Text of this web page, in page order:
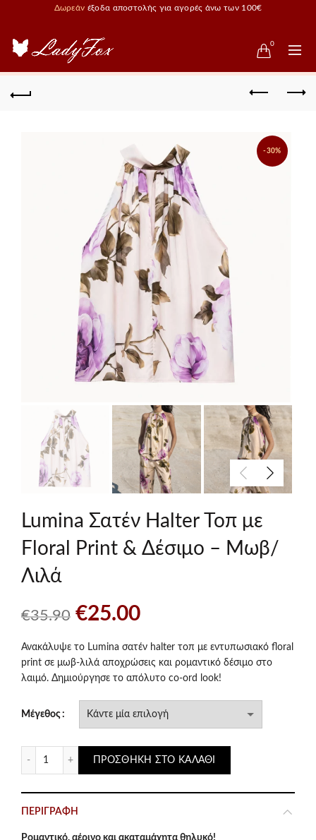
Δωρεάν έξοδα αποστολής για αγορές άνω των 100€
0
-30%
Lumina Σατέν Halter Τοπ με
Floral Print & Δέσιμο – Μωβ/
Λιλά
€35.90 Original
price
was:
€35.90.
€25.00Η
τρέχουσα
τιμή
είναι:
Ανακάλυψε το Lumina σατέν halter τοπ με εντυπωσιακό floral
print σε μωβ-λιλά αποχρώσεις και ρομαντικό δέσιμο στο
λαιμό. Δημιούργησε το απόλυτο co-ord look!
Μέγεθος
Lumina Σατέν Halter Τοπ με Floral Print & Δέσιμο – Μωβ/
ΠΡΟΣΘΉΚΗ ΣΤΟ ΚΑΛΆΘΙ
ΠΕΡΙΓΡΑΦΉ